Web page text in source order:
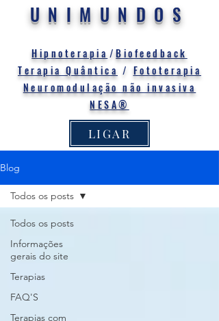
UNIMUNDOS
Hipnoterapia /Biofeedback
Terapia Quântica / Fototerapia
Neuromodulação não invasiva
NESA®
LIGAR
Blog
Todos os posts
Informações
gerais do site
Terapias
FAQ'S
Terapias com
Todos os posts